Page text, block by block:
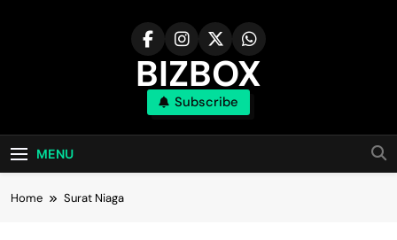
BIZBOX
Bizbox – Media Informasi Terkini
Subscribe
MENU
Home Surat Niaga